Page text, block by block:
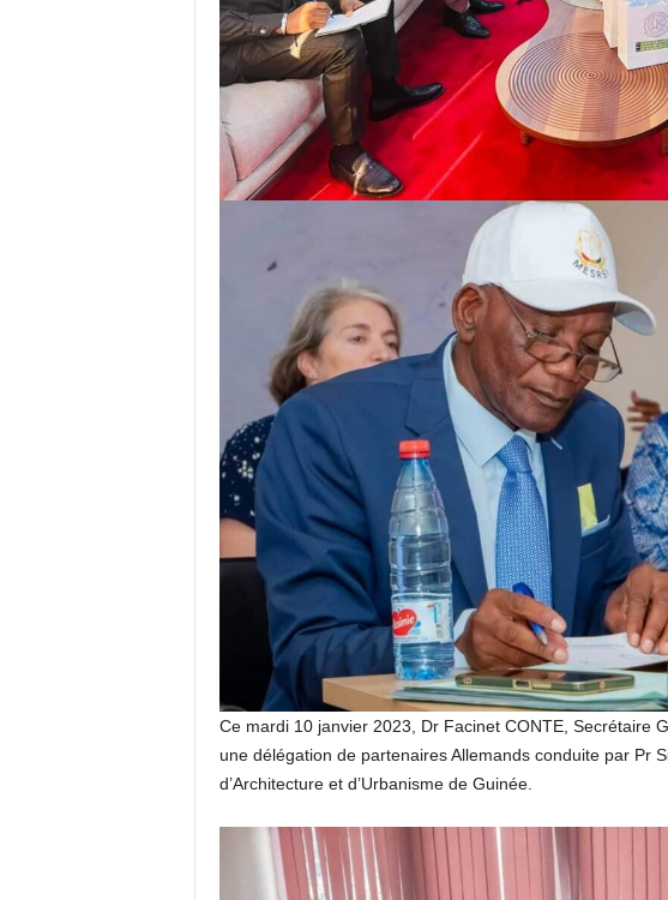
Ce mardi 10 janvier 2023, Dr Facinet CONTE, Secrétaire
une délégation de partenaires Allemands conduite par Pr
d’Architecture et d’Urbanisme de Guinée.